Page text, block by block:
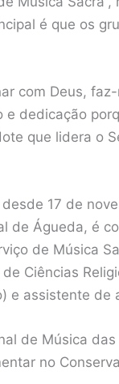
é que os
com Deus,
dedicação
que lidera o
17 de
de Águeda, é
de Música
Ciências
e assistente de
de Música
no